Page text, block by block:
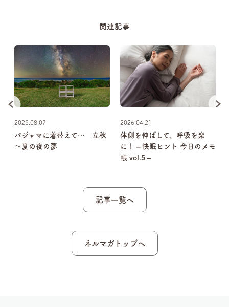
関連記事
2025.08.07
パジャマに着替えて… 立秋
～夏の夜の夢
2026.04.21
体側を伸ばして、呼吸を楽
に！ – 快眠ヒント 今日のメモ
帳 vol.5 –
記事一覧へ
ネルマガトップへ